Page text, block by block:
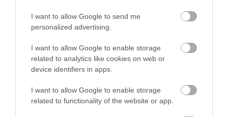
I want to allow Google to send me
personalized advertising.
I want to allow Google to enable storage
related to analytics like cookies on web or
device identifiers in apps.
I want to allow Google to enable storage
related to functionality of the website or app.
kedvezményt is kaphatunk.
Utazás
csoport.
Ha útleírások, szállás vélemények is érdekelnek,
csoport, sőt,
Hírlevelünkreis feliratkozhatsz.